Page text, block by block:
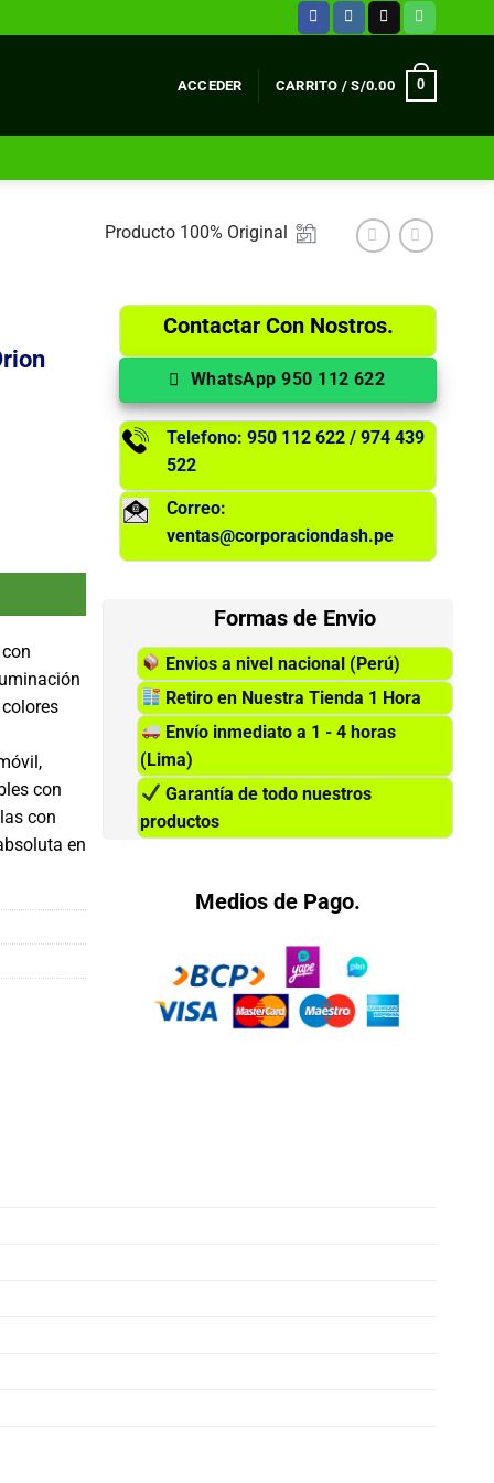
ACCEDER CARRITO /S/0.00 0
Producto 100% Original
USB, teclas iluminadas RGB. cantidad
con
con
en
Contactar Con Nostros.
WhatsApp 950 112 622
Telefono: 950 112 622 / 974 439
522
Correo:
ventas@corporaciondash.pe
Formas de Envio
Envios a nivel nacional (Perú)
Retiro en Nuestra Tienda 1 Hora
Envío inmediato a 1 - 4 horas
(Lima)
Garantía de todo nuestros
productos
Medios de Pago.